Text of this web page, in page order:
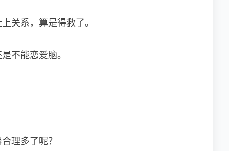
关系，算是得救了。
不能恋爱脑。
理多了呢？